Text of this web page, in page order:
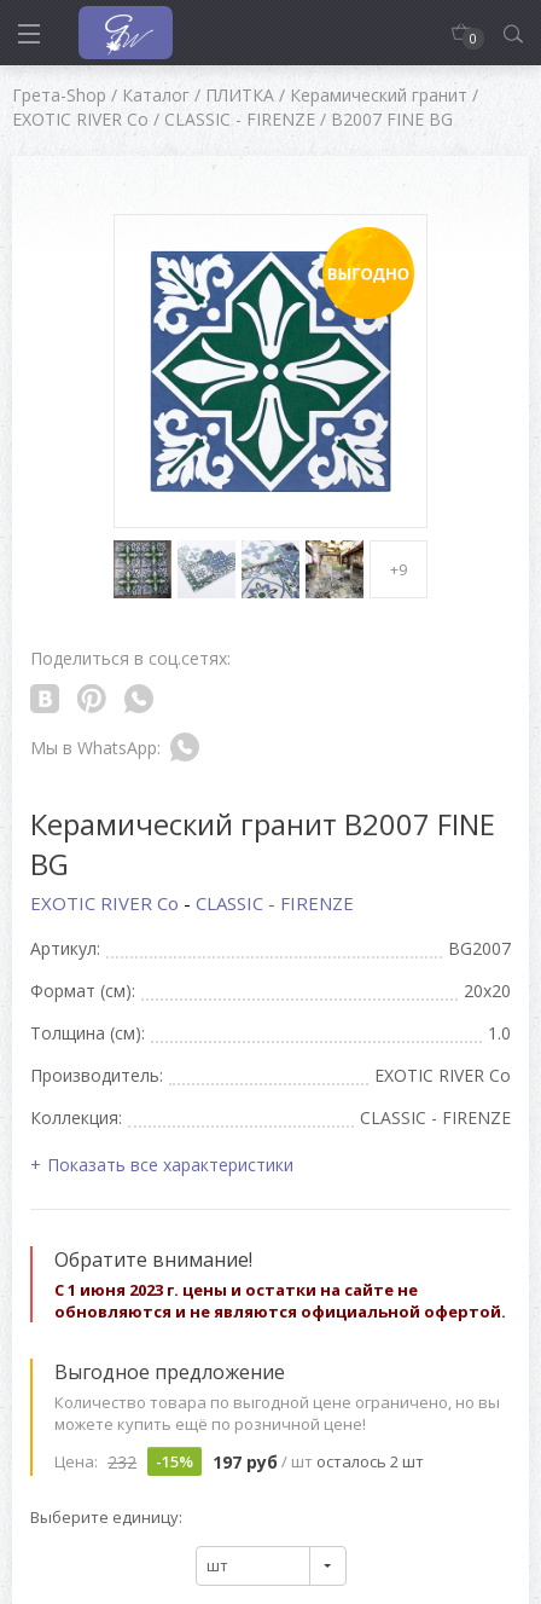
0
Грета-Shop / Каталог / ПЛИТКА / Керамический гранит /
EXOTIC RIVER Co / CLASSIC - FIRENZE / B2007 FINE BG
+9
Поделиться в соц.сетях:
Керамический гранит B2007 FINE
BG
EXOTIC RIVER Co - CLASSIC - FIRENZE
Артикул:
BG2007
Формат (см):
20x20
Толщина (см):
1.0
Производитель:
EXOTIC RIVER Co
Коллекция:
CLASSIC - FIRENZE
Показать все характеристики
Обратите внимание!
С 1 июня 2023 г. цены и остатки на сайте не
обновляются и не являются официальной офертой.
Выгодное предложение
Количество товара по выгодной цене ограничено, но вы
можете купить ещё по розничной цене!
Цена: 232 -15% 197 руб / шт осталось 2 шт
Выберите единицу:
шт